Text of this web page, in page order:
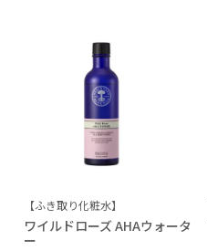
【ふき取り化粧水】
ワイルドローズ AHAウォータ
ー